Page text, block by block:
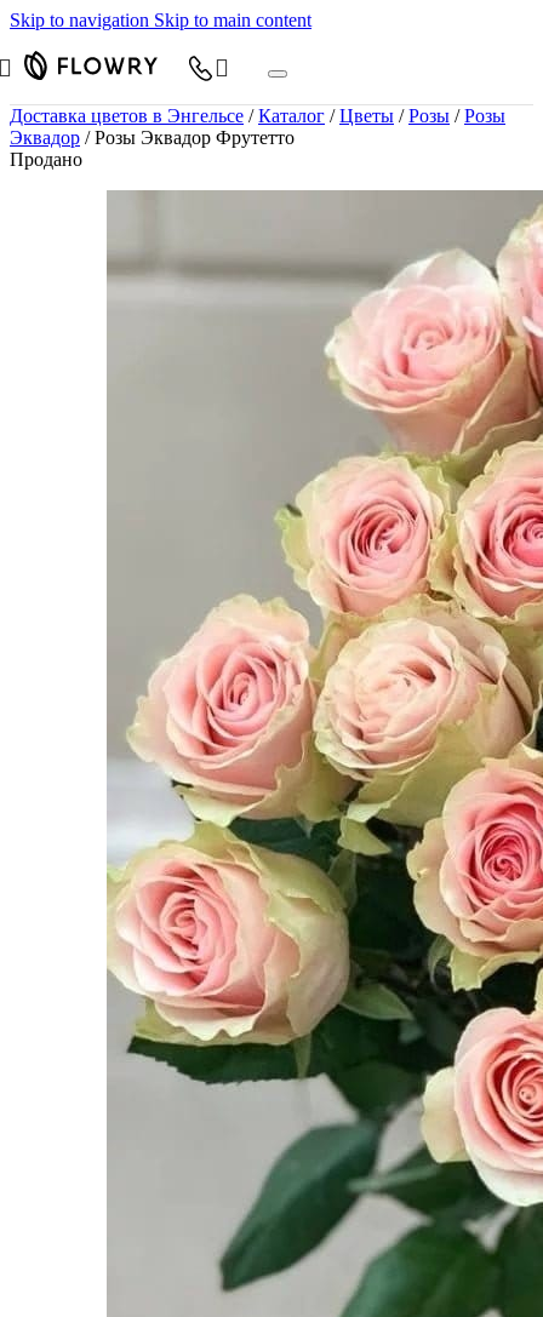
Skip to navigation Skip to main content
Доставка цветов в Энгельсе / Каталог / Цветы / Розы / Розы
Эквадор /Розы Эквадор Фрутетто
Продано